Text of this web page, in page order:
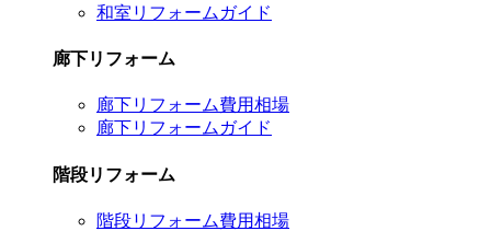
和室リフォームガイド
廊下リフォーム
廊下リフォーム費用相場
廊下リフォームガイド
階段リフォーム
階段リフォーム費用相場